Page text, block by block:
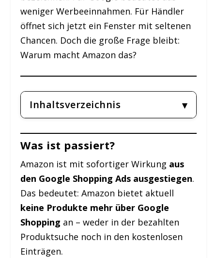
weniger Werbeeinnahmen. Für Händler
öffnet sich jetzt ein Fenster mit seltenen
Chancen. Doch die große Frage bleibt:
Warum macht Amazon das?
Inhaltsverzeichnis
Was ist passiert?
Amazon ist mit sofortiger Wirkung aus
den Google Shopping Ads ausgestiegen.
Das bedeutet: Amazon bietet aktuell
keine Produkte mehr über Google
Shopping an – weder in der bezahlten
Produktsuche noch in den kostenlosen
Einträgen.